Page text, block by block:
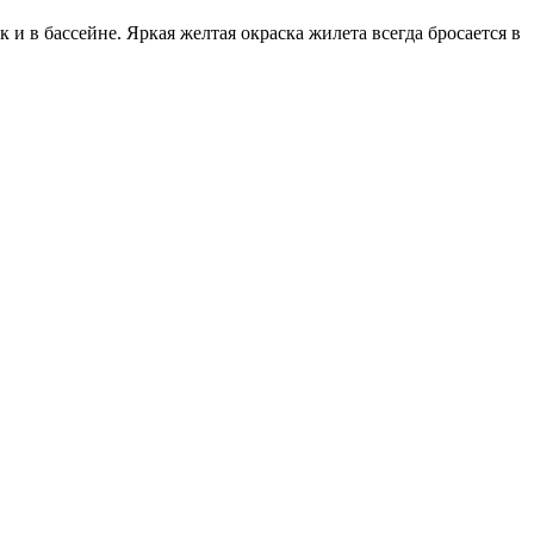
бассейне. Яркая желтая окраска жилета всегда бросается в